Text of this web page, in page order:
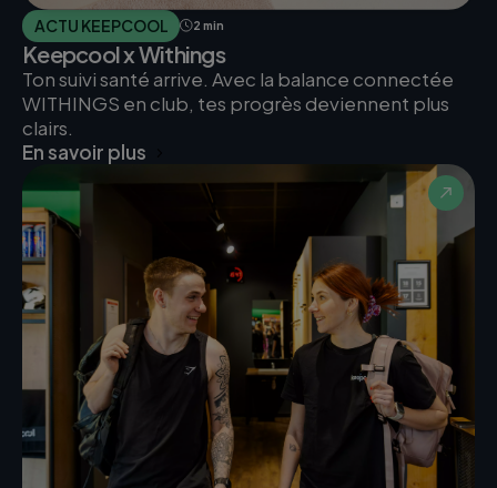
ACTU KEEPCOOL 2 min
Keepcool x Withings
Ton suivi santé arrive. Avec la balance connectée
WITHINGS en club, tes progrès deviennent plus
clairs.
En savoir plus